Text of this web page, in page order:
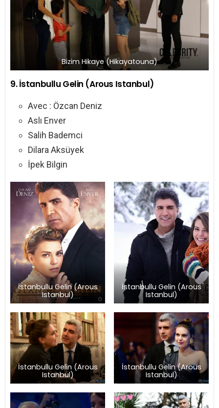
Bizim Hikaye (Hikayatouna)
9. İstanbullu Gelin (Arous Istanbul)
Avec : Özcan Deniz
Aslı Enver
Salih Bademci
Dilara Aksüyek
İpek Bilgin
İstanbullu Gelin (Arous
Istanbul)
İstanbullu Gelin (Arous
Istanbul)
İstanbullu Gelin (Arous
Istanbul)
İstanbullu Gelin (Arous
Istanbul)